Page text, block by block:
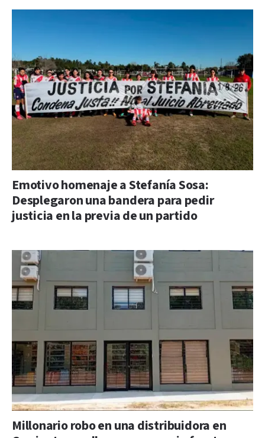
Emotivo homenaje a Stefanía Sosa:
Desplegaron una bandera para pedir
justicia en la previa de un partido
Millonario robo en una distribuidora en